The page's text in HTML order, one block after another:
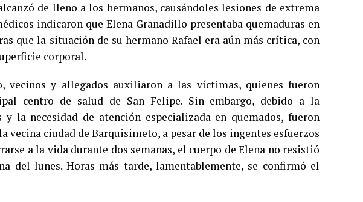
de lleno a los hermanos, causándoles lesiones de extrema
indicaron que Elena Granadillo presentaba quemaduras en
que la situación de su hermano Rafael era aún más crítica, con
corporal.
vecinos y allegados auxiliaron a las víctimas, quienes fueron
centro de salud de San Felipe. Sin embargo, debido a la
la necesidad de atención especializada en quemados, fueron
vecina ciudad de Barquisimeto, a pesar de los ingentes esfuerzos
a la vida durante dos semanas, el cuerpo de Elena no resistió
del lunes. Horas más tarde, lamentablemente, se confirmó el